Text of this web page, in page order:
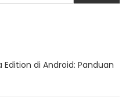
di Android: Panduan